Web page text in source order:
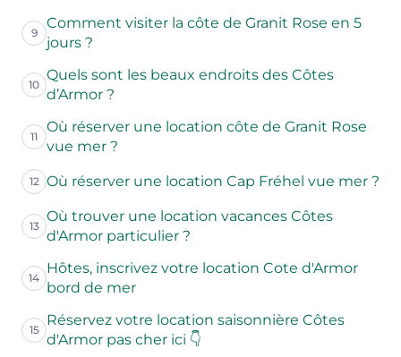
9
Comment visiter la côte de Granit Rose en 5
jours ?
10
Quels sont les beaux endroits des Côtes
d’Armor ?
11
Où réserver une location côte de Granit Rose
vue mer ?
12 Où réserver une location Cap Fréhel vue mer ?
13
Où trouver une location vacances Côtes
d'Armor particulier ?
14
Hôtes, inscrivez votre location Cote d'Armor
bord de mer
15
Réservez votre location saisonnière Côtes
d'Armor pas cher ici 👇